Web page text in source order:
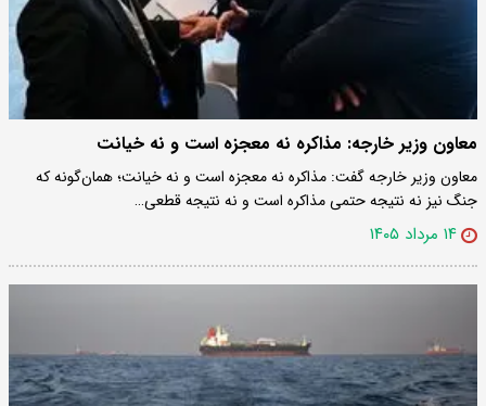
معاون وزیر خارجه: مذاکره نه معجزه است و نه خیانت
معاون وزیر خارجه گفت: مذاکره نه معجزه است و نه خیانت؛ همان‌گونه که
جنگ نیز نه نتیجه حتمی مذاکره است و نه نتیجه قطعی…
۱۴ مرداد ۱۴۰۵